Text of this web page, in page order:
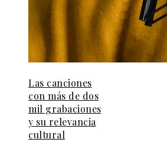
Las canciones
con más de dos
mil grabaciones
y su relevancia
cultural